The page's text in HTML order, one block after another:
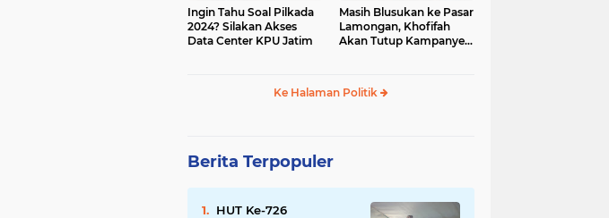
Ingin Tahu Soal Pilkada
2024? Silakan Akses
Data Center KPU Jatim
Masih Blusukan ke Pasar
Lamongan, Khofifah
Akan Tutup Kampanye
Ke Halaman Politik
Berita Terpopuler
HUT Ke-726